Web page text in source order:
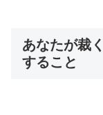
あなたが裁
すること